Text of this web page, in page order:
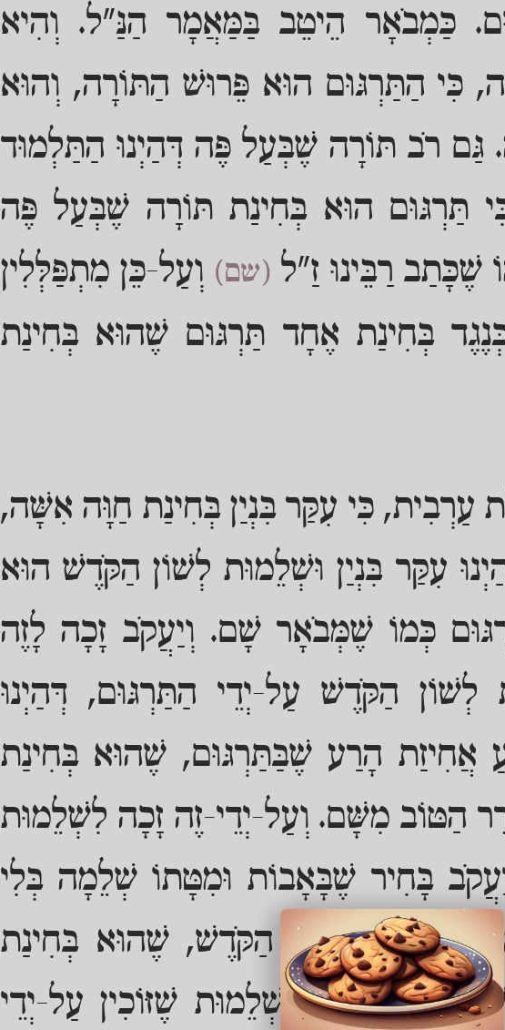
כַּמְבֹאָר הֵיטֵב בַּמַּאֲמָר הַנַּ"ל. וְהִיא
כִּי הַתַּרְגּוּם הוּא פֵּרוּשׁ הַתּוֹרָה, וְהוּא
רֹב תּוֹרָה שֶׁבְּעַל פֶּה דְּהַיְנוּ הַתַּלְמוּד
תַּרְגּוּם הוּא בְּחִינַת תּוֹרָה שֶׁבְּעַל פֶּה
שֶׁכָּתַב רַבֵּינוּ זַ"ל (שם) וְעַל-כֵּן מִתְפַּלְּלִין
בְּחִינַת אֶחָד תַּרְגּוּם שֶׁהוּא בְּחִינַת
עַרְבִית, כִּי עִקַּר בִּנְיַן בְּחִינַת חַוָּה אִשָּׁה,
עִקַּר בִּנְיַן וּשְׁלֵמוּת לְשׁוֹן הַקֹּדֶשׁ הוּא
כְּמוֹ שֶׁמְּבֹאָר שָׁם. וְיַעֲקֹב זָכָה לָזֶה
לְשׁוֹן הַקֹּדֶשׁ עַל-יְדֵי הַתַּרְגּוּם, דְּהַיְנוּ
אֲחִיזַת הָרַע שֶׁבַּתַּרְגּוּם, שֶׁהוּא בְּחִינַת
הַטּוֹב מִשָּׁם. וְעַל-יְדֵי-זֶה זָכָה לִשְׁלֵמוּת
בָּחִיר שֶׁבָּאָבוֹת וּמִטָּתוֹ שְׁלֵמָה בְּלִי
שְׁלֵמוּת לְשׁוֹן הַקֹּדֶשׁ, שֶׁהוּא בְּחִינַת
הַבְּרִית בִּשְׁלֵמוּת שֶׁזּוֹכִין עַל-יְדֵי